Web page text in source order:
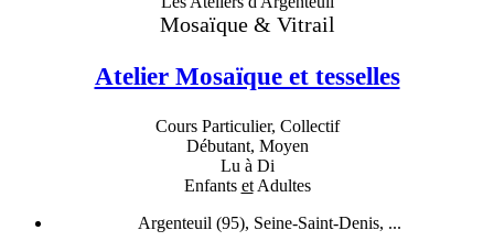
Mosaïque & Vitrail
Atelier Mosaïque et tesselles
Cours Particulier, Collectif
Débutant, Moyen
Lu à Di
Enfants etAdultes
Argenteuil (95), Seine-Saint-Denis, ...